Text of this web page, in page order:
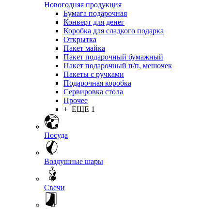
Новогодняя продукция
Бумага подарочная
Конверт для денег
Коробка для сладкого подарка
Открытка
Пакет майка
Пакет подарочный бумажный
Пакет подарочный п/п, мешочек
Пакеты с ручками
Подарочная коробка
Сервировка стола
Прочее
+ ЕЩЕ 1
Посуда
Воздушные шары
Свечи